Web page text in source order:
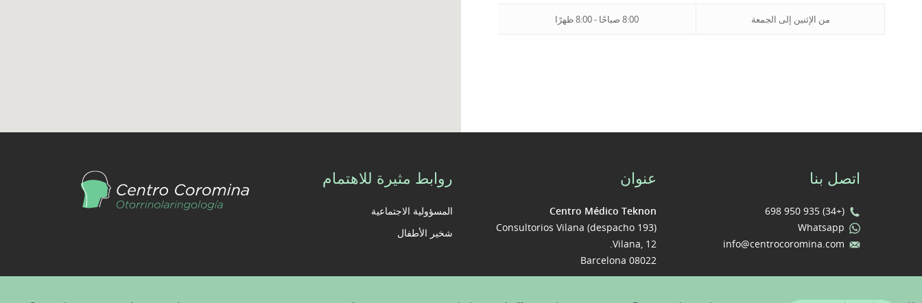
من الإثنين إلى الجمعة 8:00 صباحًا - 8:00 ظهرًا
روابط مثيرة للاهتمام
المسؤولية الاجتماعية
شخير الأطفال
عنوان
Centro Médico Teknon
Consultorios Vilana (despacho 193)
Vilana, 12.
08022 Barcelona
اتصل بنا
(+34) 935 950 698
Whatsapp
info@centrocoromina.com